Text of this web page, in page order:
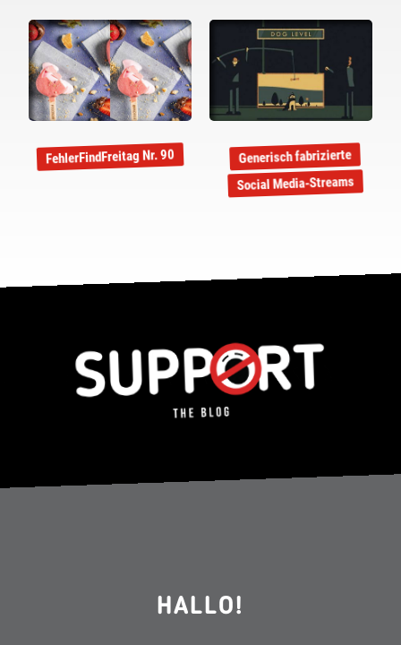
FehlerFindFreitag Nr. 90 Generisch fabrizierte
Social Media-Streams
HALLO!